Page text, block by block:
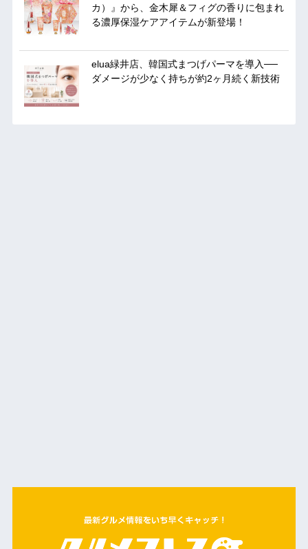
カ）』から、金木犀＆フィグの香りに包まれ
る濃厚保湿ケアアイテムが新登場！
elua緑井店、韓国式まつげパーマを導入──
ダメージが少なく持ちが約2ヶ月続く新技術